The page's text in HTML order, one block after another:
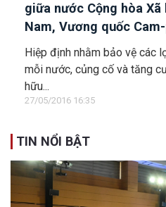
giữa nước Cộng hòa
Nam, Vương quốc
hòa Dân chủ Nhân dân
Hiệp định nhằm bảo vệ các
mỗi nước, củng cố và tăng
hữu...
27/05/2016 16:35
TIN NỔI BẬT